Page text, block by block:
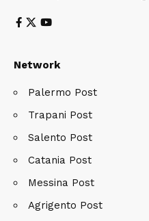
Network
Palermo Post
Trapani Post
Salento Post
Catania Post
Messina Post
Agrigento Post